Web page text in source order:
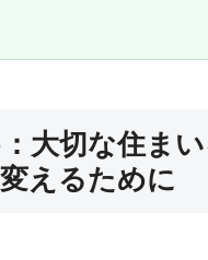
大切な住ま
えるために